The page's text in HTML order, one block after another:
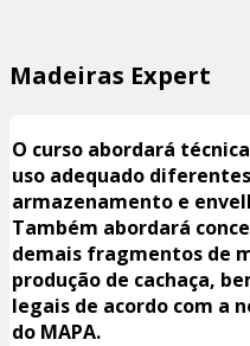
Madeiras Expert
O curso abordará
uso adequado
armazenamento e
Também abordará
demais fragmentos de
produção de cachaça,
legais de acordo com a
do MAPA.